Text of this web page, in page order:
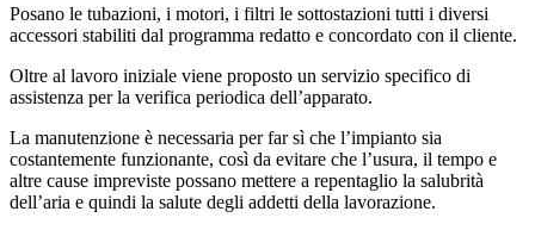
Posano le tubazioni, i motori, i filtri le sottostazioni tutti i diversi
accessori stabiliti dal programma redatto e concordato con il cliente.
Oltre al lavoro iniziale viene proposto un servizio specifico di
assistenza per la verifica periodica dell’apparato.
La manutenzione è necessaria per far sì che l’impianto sia
costantemente funzionante, così da evitare che l’usura, il tempo e
altre cause impreviste possano mettere a repentaglio la salubrità
dell’aria e quindi la salute degli addetti della lavorazione.